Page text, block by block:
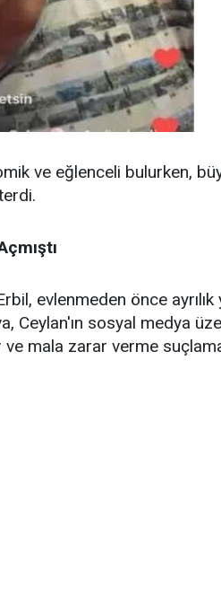
ve eğlenceli bulurken,
evlenmeden önce ayrılık
Ceylan'ın sosyal medya
mala zarar verme